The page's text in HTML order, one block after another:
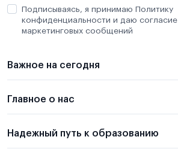
Подписываясь, я принимаю Политику
конфиденциальности и даю
маркетинговых сообщений
Важное на сегодня
Главное о нас
Надежный путь к образованию